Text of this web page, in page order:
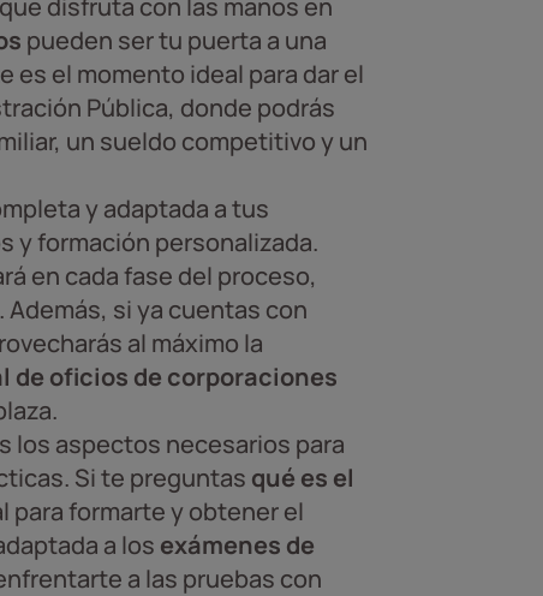
disfruta con las manos en
pueden ser tu puerta a una
es el momento ideal para dar el
Pública, donde podrás
un sueldo competitivo y un
y adaptada a tus
y formación personalizada.
en cada fase del proceso,
si ya cuentas con
al máximo la
de oficios de corporaciones
los aspectos necesarios para
Si te preguntas qué es el
para formarte y obtener el
a los exámenes de
a las pruebas con